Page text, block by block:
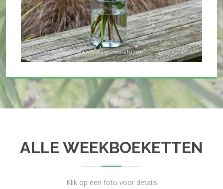
ALLE WEEKBOEKETTEN
Klik op een foto voor details